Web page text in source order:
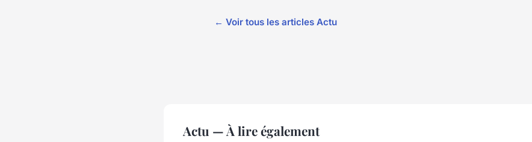
← Voir tous les articles Actu
Actu — À lire également